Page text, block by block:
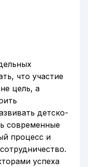
что участие
цель, а
детско-
современные
процесс и
успеха